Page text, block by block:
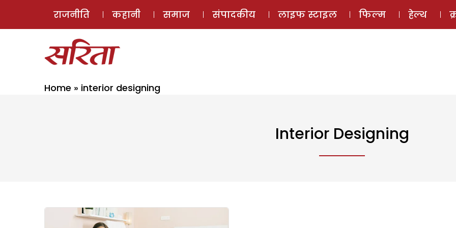
ई-मैगज़ीन
राजनीति कहानी समाज संपादकीय लाइफ स्टाइल फिल्म हेल्थ
Home » interior designing
Interior Designing